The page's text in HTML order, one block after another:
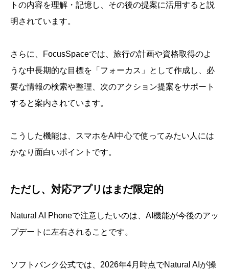
トの内容を理解・記憶し、その後の提案に活用すると説
明されています。
さらに、FocusSpaceでは、旅行の計画や資格取得のよ
うな中長期的な目標を「フォーカス」として作成し、必
要な情報の検索や整理、次のアクション提案をサポート
すると案内されています。
こうした機能は、スマホをAI中心で使ってみたい人には
かなり面白いポイントです。
ただし、対応アプリはまだ限定的
Natural AI Phoneで注意したいのは、AI機能が今後のアッ
プデートに左右されることです。
ソフトバンク公式では、2026年4月時点でNatural AIが操